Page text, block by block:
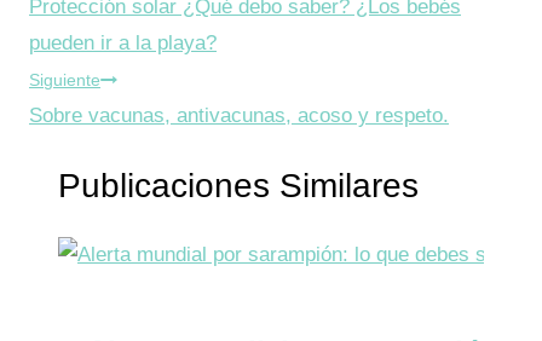
la
entrada:
de
entradas
Protección solar ¿Qué debo saber? ¿Los bebés
pueden ir a la playa?
Siguiente
Sobre vacunas, antivacunas, acoso y respeto.
Publicaciones Similares